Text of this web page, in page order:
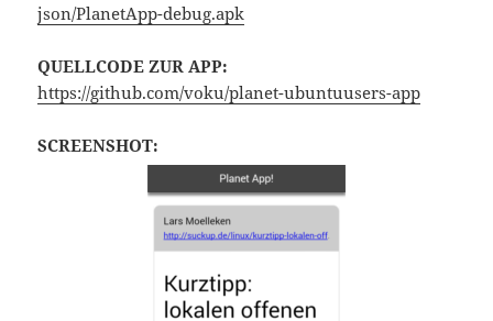
json/PlanetApp-debug.apk
QUELLCODE ZUR APP:
https://github.com/voku/planet-ubuntuusers-app
SCREENSHOT: